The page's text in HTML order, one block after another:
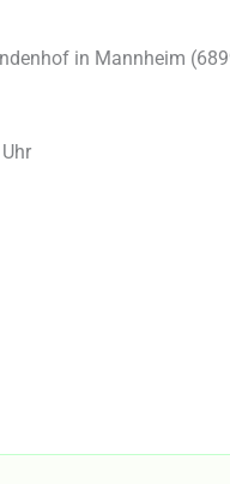
in Mannheim